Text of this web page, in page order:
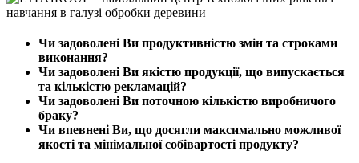
Чи задоволені Ви продуктивністю змін та строками
виконання?
Чи задоволені Ви якістю продукції, що випускається
та кількістю рекламацій?
Чи задоволені Ви поточною кількістю виробничого
браку?
Чи впевнені Ви, що досягли максимально можливої
якості та мінімальної собівартості продукту?